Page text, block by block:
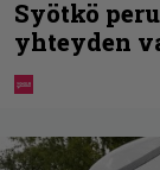
Syötkö
yhteyden